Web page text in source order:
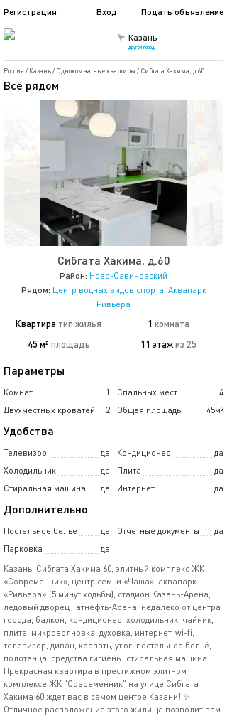
Казань
другой город
Подать объявление
Регистрация Вход
Россия / Казань/ Однокомнатные квартиры / Сибгата Хакима, д.60
Всё рядом
Сибгата Хакима, д.60
Район: Ново-Савиновский
Рядом: Центр водных видов спорта, Аквапарк
Ривьера
Квартира тип жилья 1 комната
45 м² площадь 11 этажиз 25
Параметры
Комнат 1 Спальных мест
4
Двухместных кроватей
2 Общая площадь 45м²
Удобства
Телевизор да Кондиционер
да
Холодильник
да Плита
да
Стиральная машина
да Интернет да
Дополнительно
Постельное белье да Отчетные документы
да
Парковка
да
Казань, Сибгата Хакима 60, элитный комплекс ЖК
«Современник», центр семьи «Чаша», аквапарк
«Ривьера» (5 минут ходьбы), стадион Казань-Арена,
ледовый дворец Татнефть-Арена, недалеко от центра
города, балкон, кондиционер, холодильник, чайник,
плита, микроволновка, духовка, интернет, wi-fi,
телевизор, диван, кровать, утюг, постельное бельё,
полотенца, средства гигиены, стиральная машина.
Прекрасная квартира в престижном элитном
комплексе ЖК "Современник" на улице Сибгата
Хакима 60 ждет вас в самом центре Казани! ✨
Отличное расположение этого жилища позволит вам